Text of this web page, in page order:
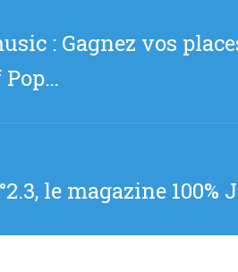
: Gagnez vos
le magazine